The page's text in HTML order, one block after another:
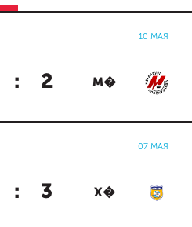
10 МАЯ
: 2 М�
07 МАЯ
: 3 Х�